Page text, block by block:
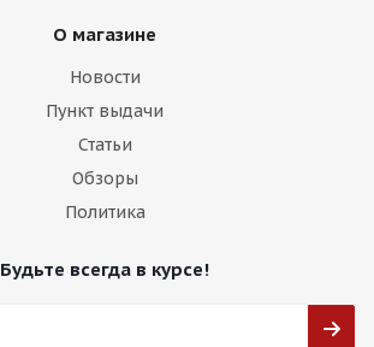
О магазине
Новости
Пункт выдачи
Статьи
Обзоры
Политика
Будьте всегда в курсе!